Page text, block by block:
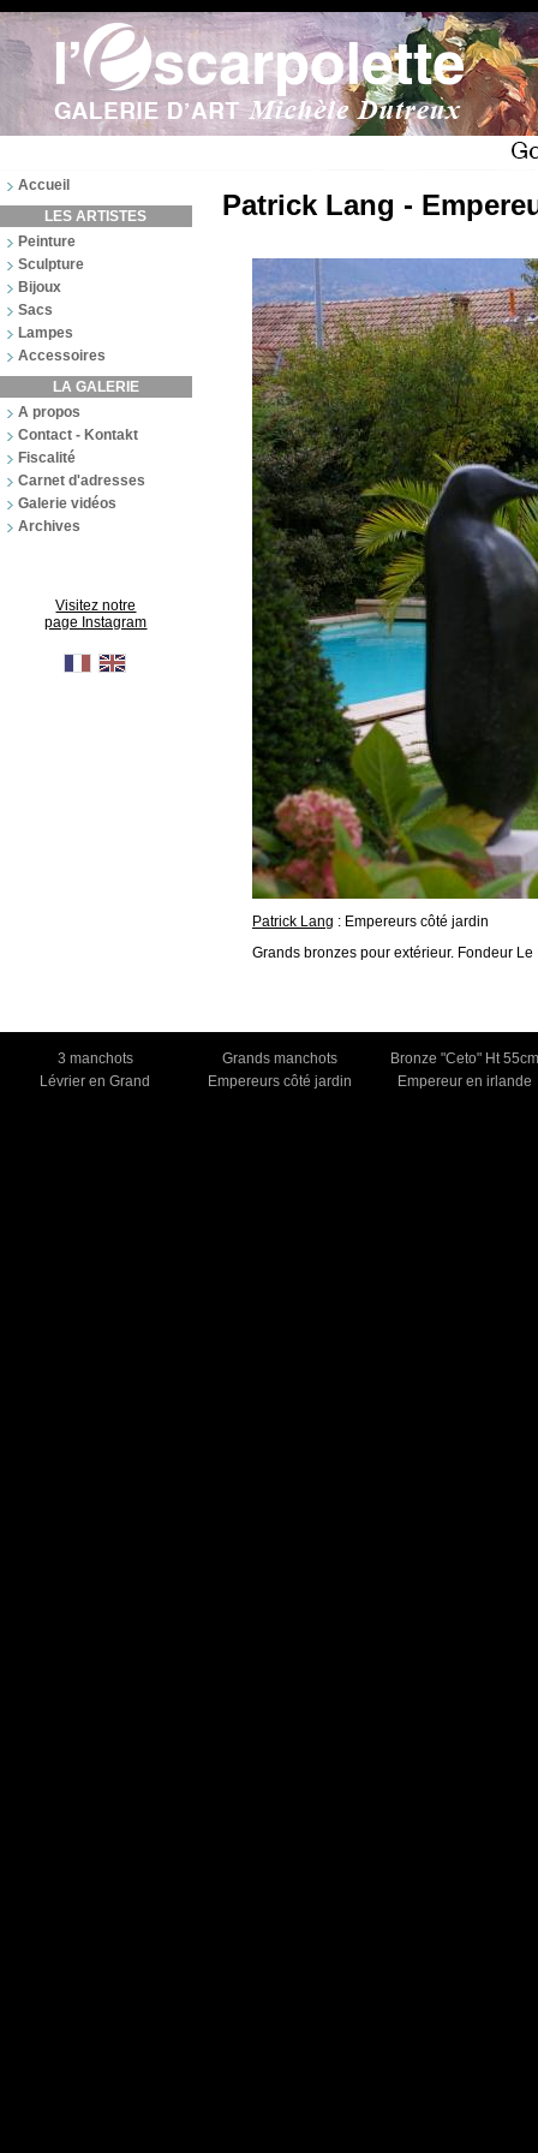
Accueil
LES ARTISTES
Peinture
Sculpture
Bijoux
Sacs
Lampes
Accessoires
LA GALERIE
A propos
Contact - Kontakt
Fiscalité
Carnet d'adresses
Galerie vidéos
Archives
Visitez notre
page Instagram
Patrick Lang -
Patrick Lang : Empereurs côté jardin
Grands bronzes pour extérieur. Fondeur Le
3 manchots Grands manchots
Bronze "Ceto" Ht
Lévrier en Grand
Empereurs côté jardin Empereur en irlande